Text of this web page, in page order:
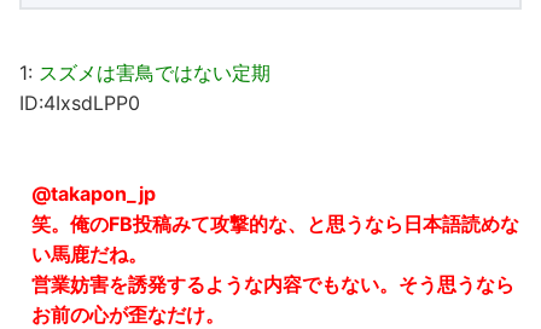
1: スズメは害鳥ではない定期
ID:4IxsdLPP0
@takapon_jp
笑。俺のFB投稿みて攻撃的な、と思うなら日本語読めな
い馬鹿だね。
営業妨害を誘発するような内容でもない。そう思うなら
お前の心が歪なだけ。